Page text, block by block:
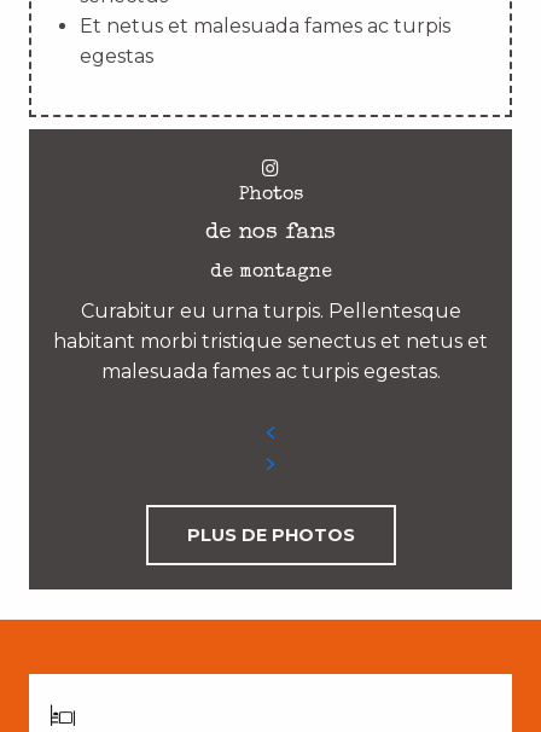
Et netus et malesuada fames ac turpis
egestas
Photos
de nos fans
de montagne
Curabitur eu urna turpis. Pellentesque
habitant morbi tristique senectus et netus et
malesuada fames ac turpis egestas.
PLUS DE PHOTOS